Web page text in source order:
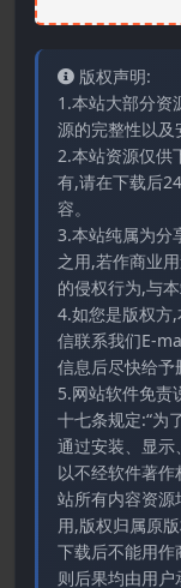
版权声明:
1.本站大部分资
源的完整性以及
2.本站资源仅供
有,请在下载后
容。
3.本站纯属为分
之用,若作商业
的侵权行为,与本
4.如您是版权方
信联系我们E-
信息后尽快给予
5.网站软件免责
十七条规定:“为
通过安装、显
以不经软件著作
站所有内容资源
用,版权归属原
下载后不能用
则后果均由用户